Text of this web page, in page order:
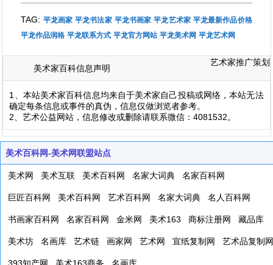
TAG: 平龙画家 平龙书法家 平龙书画家 平龙艺术家 平龙最新作品价格
平龙作品润格 平龙联系方式 平龙官方网站 平龙美术网 平龙艺术网
美术家百科信息声明
艺术家推广策划
1、本站美术家百科信息均来自于美术家自己投稿或网络，本站无法
确定每条信息或事件的真伪，信息仅做浏览者参考。
2、艺术公益网站，信息修改或删除请联系微信：4081532。
美术百科网-美术网联盟站点
美术网 美术互联 美术百科网 名家大词典 名家百科网
巨匠百科网 美术百科网 艺术百科网 名家大词典 名人百科网
书画家百科网 名家百科网 金米网 美术163 商标注册网 藏品库
美术坊 名画库 艺术链 画家网 艺术网 宣纸复制网 艺术品复制网